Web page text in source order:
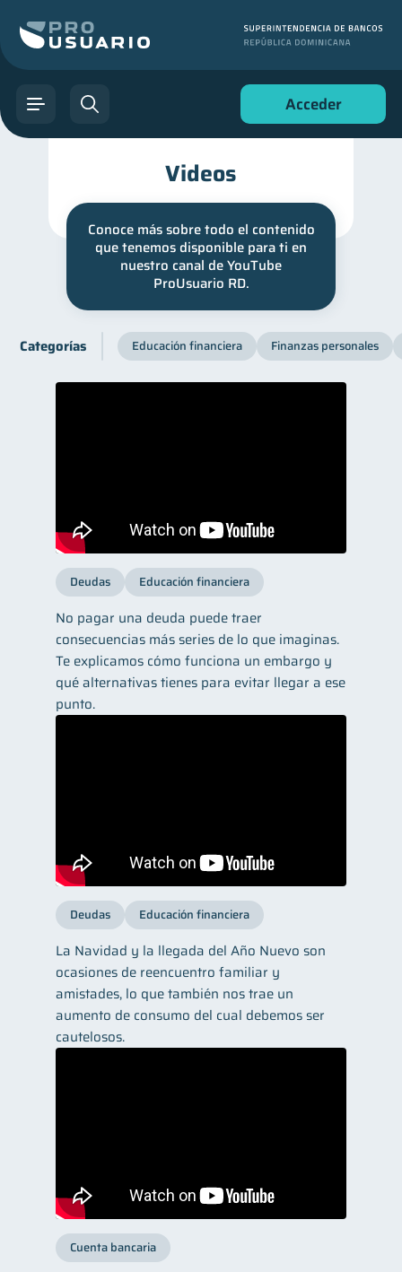
Acceder
Videos
Conoce más sobre todo el contenido
que tenemos disponible para ti en
nuestro canal de YouTube
ProUsuario RD.
Categorías Educación financiera Finanzas personales
Deudas Educación financiera
No pagar una deuda puede traer
consecuencias más series de lo que imaginas.
Te explicamos cómo funciona un embargo y
qué alternativas tienes para evitar llegar a ese
punto.
Deudas Educación financiera
La Navidad y la llegada del Año Nuevo son
ocasiones de reencuentro familiar y
amistades, lo que también nos trae un
aumento de consumo del cual debemos ser
cautelosos.
Cuenta bancaria